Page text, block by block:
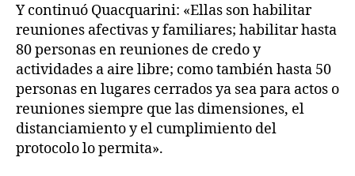
Y continuó Quacquarini: «Ellas son habilitar
reuniones afectivas y familiares; habilitar hasta
80 personas en reuniones de credo y
actividades a aire libre; como también hasta 50
personas en lugares cerrados ya sea para actos o
reuniones siempre que las dimensiones, el
distanciamiento y el cumplimiento del
protocolo lo permita».